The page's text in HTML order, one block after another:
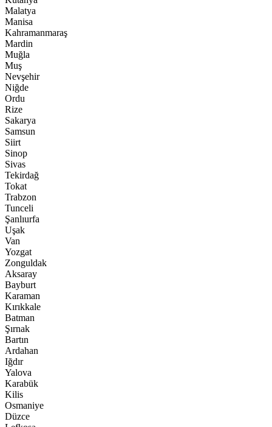
Malatya
Manisa
Kahramanmaraş
Mardin
Muğla
Muş
Nevşehir
Niğde
Ordu
Rize
Sakarya
Samsun
Siirt
Sinop
Sivas
Tekirdağ
Tokat
Trabzon
Tunceli
Şanlıurfa
Uşak
Van
Yozgat
Zonguldak
Aksaray
Bayburt
Karaman
Kırıkkale
Batman
Şırnak
Bartın
Ardahan
Iğdır
Yalova
Karabük
Kilis
Osmaniye
Düzce